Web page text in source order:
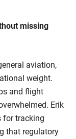
missing
aviation,
weight.
and flight
Erik
for tracking
that regulatory